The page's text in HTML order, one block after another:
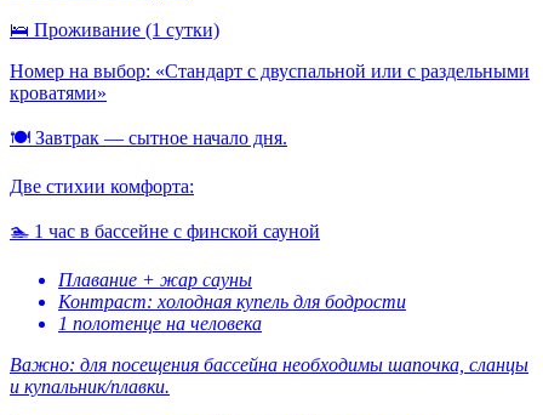
🛌 Проживание (1 сутки)
Номер на выбор: «Стандарт с двуспальной или с раздельными
кроватями»
🍽️ Завтрак — сытное начало дня.
Две стихии комфорта:
🏊 1 час в бассейне с финской сауной
Плавание + жар сауны
Контраст: холодная купель для бодрости
1 полотенце на человека
Важно: для посещения бассейна необходимы шапочка, сланцы
и купальник/плавки.